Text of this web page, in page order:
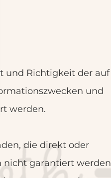
und Richtigkeit der auf
und
werden.
die direkt oder
nicht garantiert